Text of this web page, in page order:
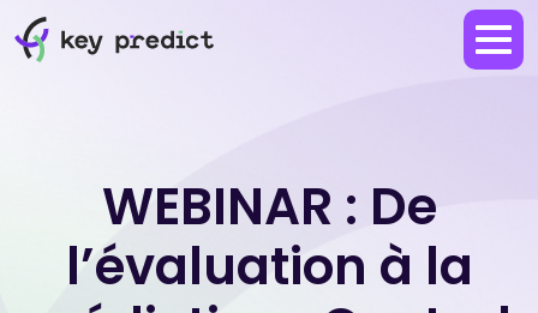
WEBINAR : De
l’évaluation à la